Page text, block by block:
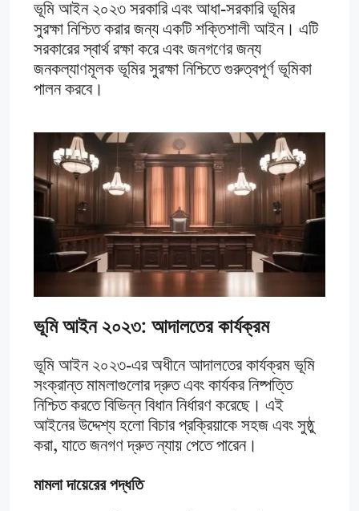
ভূমি আইন ২০২৩ সরকারি এবং আধা-সরকারি ভূমির
সুরক্ষা নিশ্চিত করার জন্য একটি শক্তিশালী আইন। এটি
সরকারের স্বার্থ রক্ষা করে এবং জনগণের জন্য
জনকল্যাণমূলক ভূমির সুরক্ষা নিশ্চিতে গুরুত্বপূর্ণ ভূমিকা
পালন করবে​।
ভূমি আইন ২০২৩: আদালতের কার্যক্রম
ভূমি আইন ২০২৩-এর অধীনে আদালতের কার্যক্রম ভূমি
সংক্রান্ত মামলাগুলোর দ্রুত এবং কার্যকর নিষ্পত্তি
নিশ্চিত করতে বিভিন্ন বিধান নির্ধারণ করেছে। এই
আইনের উদ্দেশ্য হলো বিচার প্রক্রিয়াকে সহজ এবং সুষ্ঠু
করা, যাতে জনগণ দ্রুত ন্যায় পেতে পারেন।
মামলা দায়েরের পদ্ধতি